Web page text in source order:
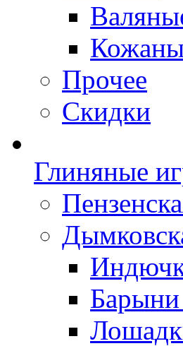
Прочее
Скидки
Глиняные
Барыни